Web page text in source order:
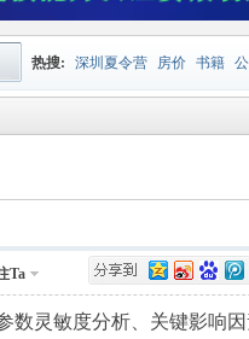
热搜: 深圳夏令营 房价 书籍
成绩 挑战赛
Ta
数灵敏度分析、关键影响